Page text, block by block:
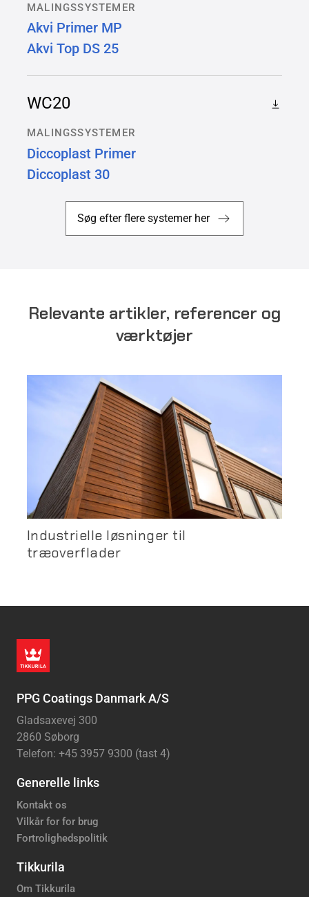
MALINGSSYSTEMER
Akvi Primer MP
Akvi Top DS 25
WC20
MALINGSSYSTEMER
Diccoplast Primer
Diccoplast 30
Søg efter flere systemer her
Relevante artikler, referencer og
værktøjer
Industrielle løsninger til
træoverflader
PPG Coatings Danmark A/S
Gladsaxevej 300
2860 Søborg
Telefon: +45 3957 9300 (tast 4)
Generelle links
Kontakt os
Vilkår for for brug
Fortrolighedspolitik
Tikkurila
Om Tikkurila